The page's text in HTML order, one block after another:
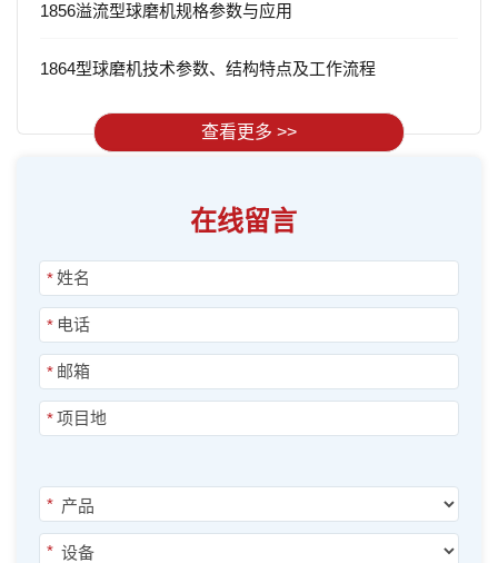
1856溢流型球磨机规格参数与应用
1864型球磨机技术参数、结构特点及工作流程
查看更多 >>
在线留言
*
*
*
*
*
*